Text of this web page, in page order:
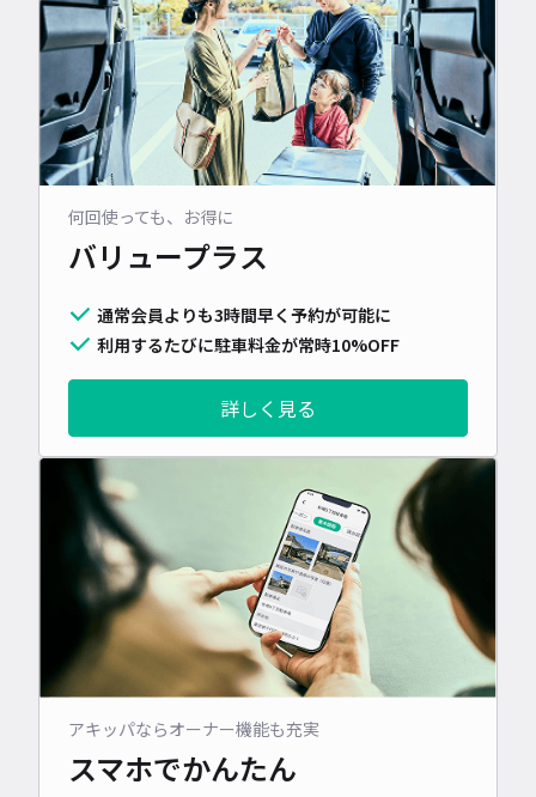
何回使っても、お得に
バリュープラス
通常会員よりも3時間早く予約が可能に
利用するたびに駐車料金が常時10%OFF
詳しく見る
アキッパならオーナー機能も充実
スマホでかんたん